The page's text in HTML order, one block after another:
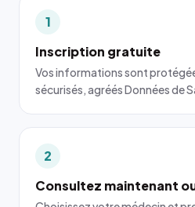
1
Inscription gratuite
Vos informations sont
sécurisés, agréés Données de
2
Consultez maintenant